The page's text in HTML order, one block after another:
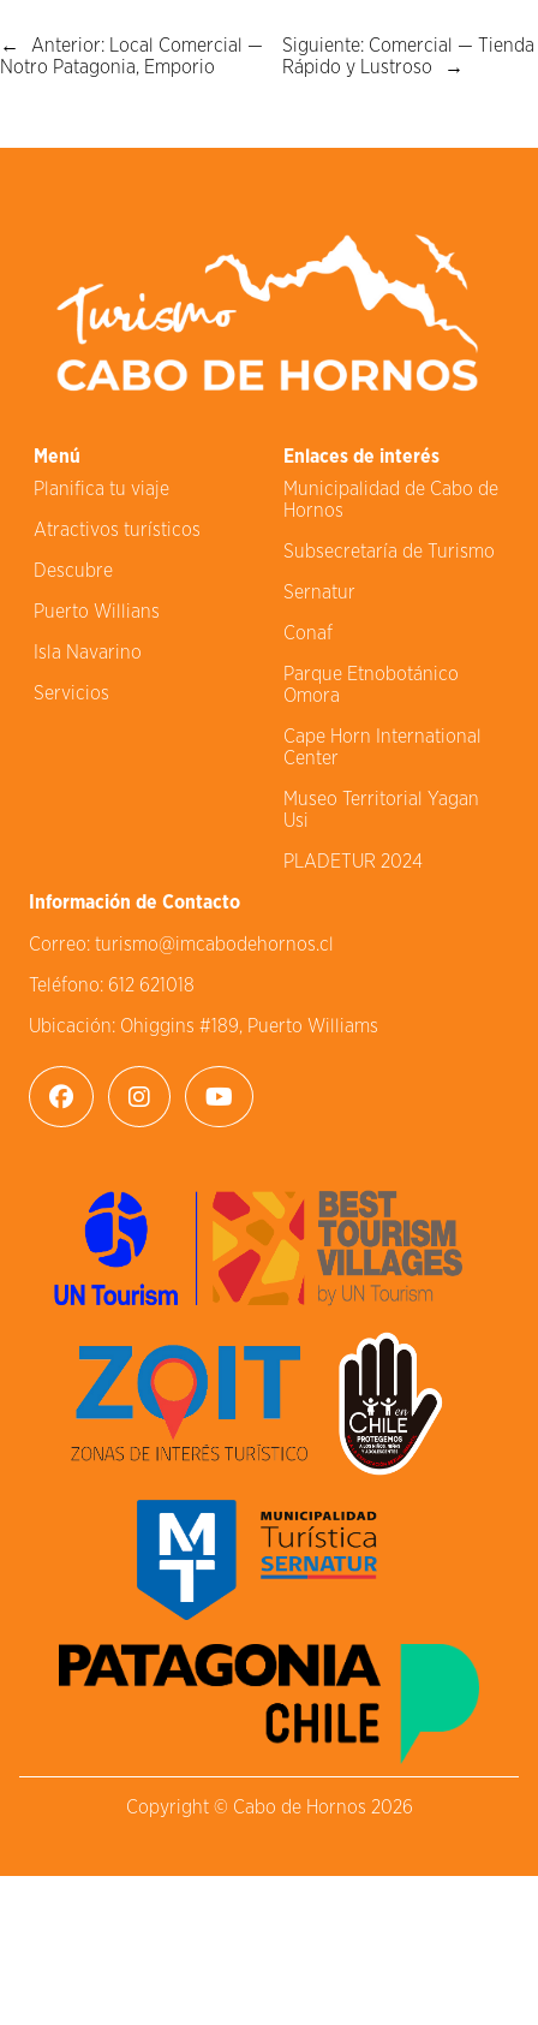
← Anterior:
Local Comercial —
Notro Patagonia, Emporio
Siguiente: Comercial — Tienda
Rápido y Lustroso
→
Menú
Planifica tu viaje
Atractivos turísticos
Descubre
Puerto Willians
Isla Navarino
Servicios
Enlaces de interés
Municipalidad de Cabo de
Hornos
Subsecretaría de Turismo
Sernatur
Conaf
Parque Etnobotánico
Omora
Cape Horn International
Center
Museo Territorial Yagan
Usi
PLADETUR 2024
Información de Contacto
Correo: turismo@imcabodehornos.cl
Teléfono: 612 621018
Ubicación: Ohiggins #189, Puerto Williams
Copyright © Cabo de Hornos 2026